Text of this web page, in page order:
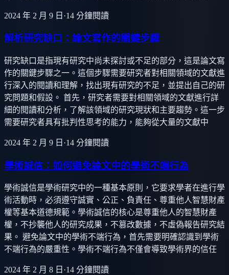
2024 年 2 月 9 日 ·14 分鐘閱讀
解析研究缺口：論文寫作的關鍵步驟
研究缺口是指現有研究中尚未探討或不足的部分，這是論文寫
作的關鍵步驟之一。這個步驟需要研究者對相關領域的文獻進
行深入的閱讀和理解，找出現有研究的不足，並提出自己的研
究問題和假設。 首先，研究者需要對相關領域的文獻進行詳
細的閱讀和分析，了解該領域的研究現狀和主要趨勢。這一步
需要研究者具有批判性思考的能力，能夠從大量的文獻中
2024 年 2 月 9 日 ·14 分鐘閱讀
學術誠信：如何避免論文中的學術不端行為
學術誠信是學術研究中的一種基本原則，它要求學者在進行學
術活動時，必須遵守誠實、公正、負責任、尊重他人智慧財產
權等基本道德規範。學術誠信的核心是尊重他人的智慧財產
權，不抄襲他人的研究成果，不篡改數據，不虛偽報告研究結
果。 避免論文中的學術不端行為，首先需要明確認識到學術
不端行為的嚴重性。學術不端行為不僅會導致學術界的信任
2024 年 2 月 8 日 ·14 分鐘閱讀